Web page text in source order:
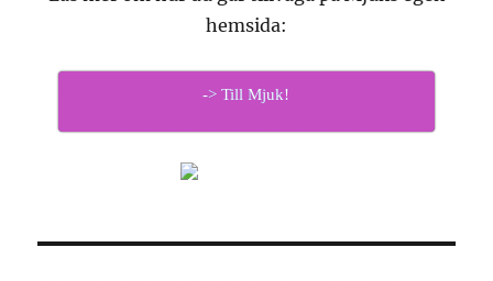
hemsida:
-> Till Mjuk!